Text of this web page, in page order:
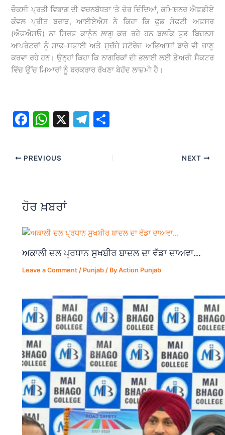
ਚੌਕਸੀ ਪ੍ਰਤੀ ਵਿਭਾਗ ਦੀ ਵਚਨਬੱਧਤਾ ‘ਤੇ ਜ਼ੋਰ ਦਿੰਦਿਆਂ, ਕਮਿਸ਼ਨਰ ਐਫਡੀਏ
ਕੰਵਲ ਪ੍ਰੀਤ ਬਰਾੜ, ਆਈਏਐਸ ਨੇ ਕਿਹਾ ਕਿ ਫੂਡ ਸੇਫਟੀ ਅਫਸਰ
(ਐਫਐਸਓ) ਨਾ ਸਿਰਫ ਕਾਨੂੰਨ ਲਾਗੂ ਕਰ ਰਹੇ ਹਨ ਬਲਕਿ ਫੂਡ ਬਿਜ਼ਨਸ
ਆਪਰੇਟਰਾਂ ਨੂੰ ਸਾਫ-ਸਫਾਈ ਅਤੇ ਸੁਚੱਜੇ ਸਟੋਰੇਜ ਅਭਿਆਸਾਂ ਬਾਰੇ ਵੀ ਜਾਣੂ
ਕਰਵਾ ਰਹੇ ਹਨ। ਉਨ੍ਹਾਂ ਕਿਹਾ ਕਿ ਨਾਗਰਿਕਾਂ ਦੀ ਭਲਾਈ ਲਈ ਡੇਅਰੀ ਸੈਕਟਰ
ਵਿੱਚ ਉੱਚ ਮਿਆਰਾਂ ਨੂੰ ਬਰਕਰਾਰ ਰੱਖਣਾ ਬੇਹੱਦ ਲਾਜ਼ਮੀ ਹੈ।
F
c
o
o
k
W
at
p
p
X
T
ar
e
PREVIOUS NEXT
ਹੋਰ ਖ਼ਬਰਾਂ
ਅਕਾਲੀ ਦਲ ਪ੍ਰਧਾਨ ਸੁਖਬੀਰ ਬਾਦਲ ਦਾ ਵੱਡਾ ਦਾਅਵਾ…
Leave a Comment / Punjab / ByAction Punjab